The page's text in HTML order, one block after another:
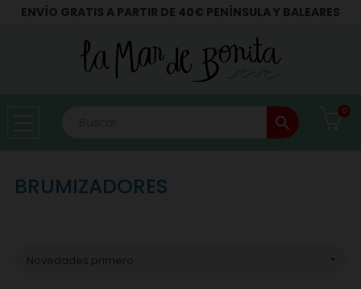
ENVÍO GRATIS A PARTIR DE 40€ PENÍNSULA Y BALEARES
search
0
BRUMIZADORES
Novedades primero 